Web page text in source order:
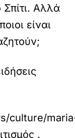
Αλλά
είναι
culture/
.